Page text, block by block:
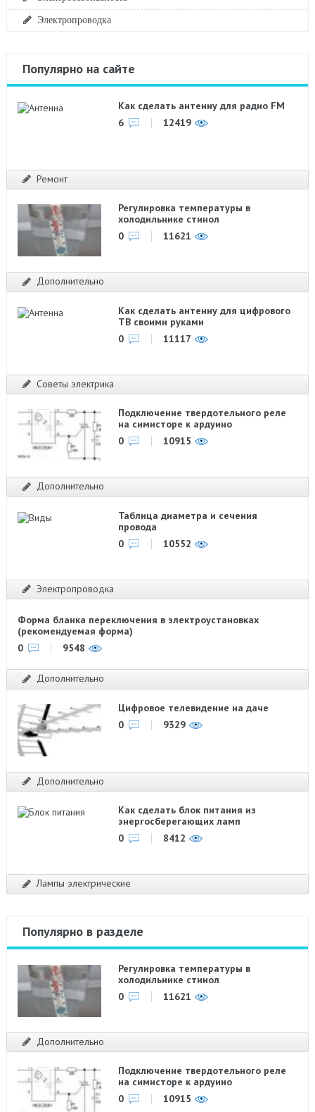
Электропроводка
Популярно на сайте
Как сделать антенну для радио FM
6
12419
Ремонт
Регулировка температуры в
холодильнике стинол
0
11621
Дополнительно
Как сделать антенну для цифрового
ТВ своими руками
0
11117
Советы электрика
Подключение твердотельного реле
на симисторе к ардуино
0
10915
Дополнительно
Таблица диаметра и сечения
провода
0
10552
Электропроводка
Форма бланка переключения в электроустановках
(рекомендуемая форма)
0
9548
Дополнительно
Цифровое телевидение на даче
0
9329
Дополнительно
Как сделать блок питания из
энергосберегающих ламп
0
8412
Лампы электрические
Популярно в разделе
Регулировка температуры в
холодильнике стинол
0
11621
Дополнительно
Подключение твердотельного реле
на симисторе к ардуино
0
10915